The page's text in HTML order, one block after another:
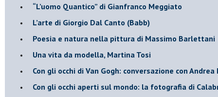
“L’uomo Quantico” di Gianfranco Meggiato
​L’arte di Giorgio Dal Canto (Babb)
Poesia e natura nella pittura di Massimo Barlettani
Una vita da modella, Martina Tosi
​Con gli occhi di Van Gogh: conversazione con
​Con gli occhi aperti sul mondo: la fotografia di